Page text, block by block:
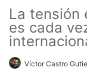
La tensión
es cada
Víctor Castro